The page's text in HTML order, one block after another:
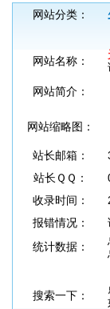
网站分类：
网站名称：
网站简介：
网站缩略图：
站长邮箱：
站长ＱＱ：
收录时间：
报错情况：
统计数据：
搜索一下：